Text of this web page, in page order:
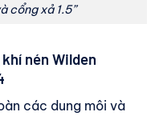
cổng xả 1.5”
nén Wilden
các dung môi và